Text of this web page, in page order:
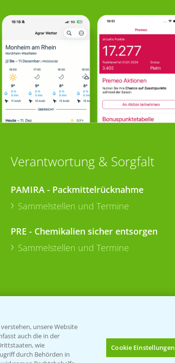
Verantwortung & Sorgfalt
PAMIRA - Packmittelrücknahme
Sammelstellen und Termine
PRE - Chemikalien sicher entsorgen
Sammelstellen und Termine
unsere Website
auch die in der
wie
durch Behörden in
Cookie Einstellungen